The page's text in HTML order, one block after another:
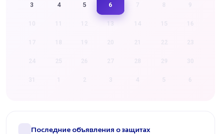
3 4 5 6
13 16
22 23
29 30
4 5 6
Последние объявления о защитах